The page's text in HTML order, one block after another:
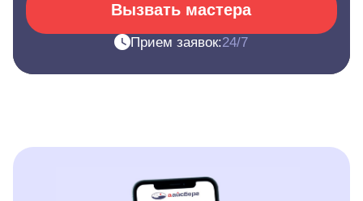
Вызвать мастера
Прием заявок:24/7